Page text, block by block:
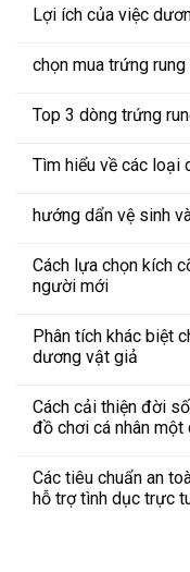
Lợi ích của việc
chọn mua trứng
Top 3 dòng trứng
Tìm hiểu về các loại
hướng dẩn vệ sinh
Cách lựa chọn kích
người mới
Phân tích khác biệt
dương vật giả
Cách cải thiện đời
đồ chơi cá nhân một
Các tiêu chuẩn an
hỗ trợ tình dục trực